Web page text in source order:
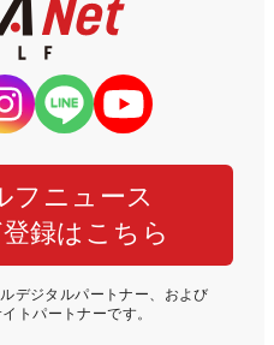
フニュース
録はこちら
デジタルパートナー、および
トパートナーです。